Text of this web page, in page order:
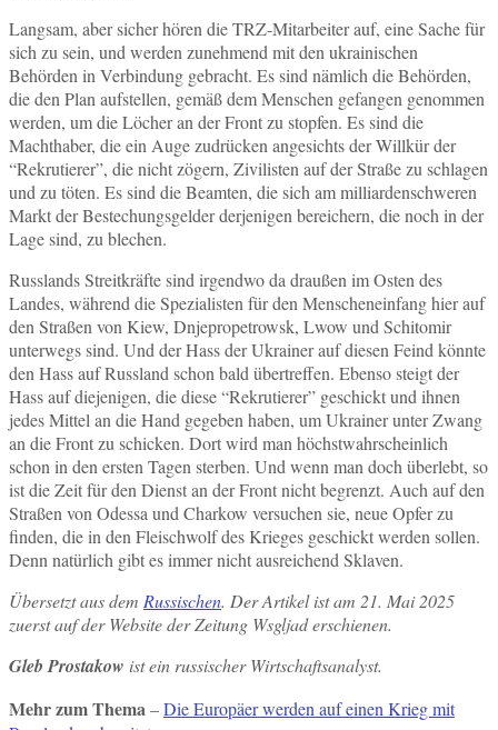
Langsam, aber sicher hören die TRZ-Mitarbeiter auf, eine Sache für
sich zu sein, und werden zunehmend mit den ukrainischen
Behörden in Verbindung gebracht. Es sind nämlich die Behörden,
die den Plan aufstellen, gemäß dem Menschen gefangen genommen
werden, um die Löcher an der Front zu stopfen. Es sind die
Machthaber, die ein Auge zudrücken angesichts der Willkür der
“Rekrutierer”, die nicht zögern, Zivilisten auf der Straße zu schlagen
und zu töten. Es sind die Beamten, die sich am milliardenschweren
Markt der Bestechungsgelder derjenigen bereichern, die noch in der
Lage sind, zu blechen.
Russlands Streitkräfte sind irgendwo da draußen im Osten des
Landes, während die Spezialisten für den Menscheneinfang hier auf
den Straßen von Kiew, Dnjepropetrowsk, Lwow und Schitomir
unterwegs sind. Und der Hass der Ukrainer auf diesen Feind könnte
den Hass auf Russland schon bald übertreffen. Ebenso steigt der
Hass auf diejenigen, die diese “Rekrutierer” geschickt und ihnen
jedes Mittel an die Hand gegeben haben, um Ukrainer unter Zwang
an die Front zu schicken. Dort wird man höchstwahrscheinlich
schon in den ersten Tagen sterben. Und wenn man doch überlebt, so
ist die Zeit für den Dienst an der Front nicht begrenzt. Auch auf den
Straßen von Odessa und Charkow versuchen sie, neue Opfer zu
finden, die in den Fleischwolf des Krieges geschickt werden sollen.
Denn natürlich gibt es immer nicht ausreichend Sklaven.
Übersetzt aus dem Russischen. Der Artikel ist am 21. Mai 2025
zuerst auf der Website der Zeitung Wsgljad erschienen.
Gleb Prostakow ist ein russischer Wirtschaftsanalyst.
Mehr zum Thema–Die Europäer werden auf einen Krieg mit